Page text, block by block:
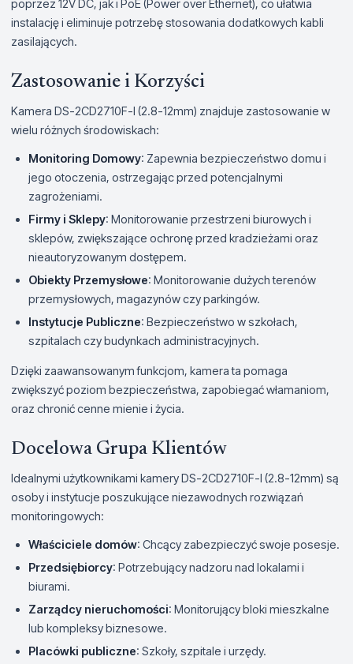
poprzez 12V DC, jak i PoE (Power over Ethernet), co ułatwia
instalację i eliminuje potrzebę stosowania dodatkowych kabli
zasilających.
Zastosowanie i Korzyści
Kamera DS-2CD2710F-I (2.8-12mm) znajduje zastosowanie w
wielu różnych środowiskach:
Monitoring Domowy: Zapewnia bezpieczeństwo domu i
jego otoczenia, ostrzegając przed potencjalnymi
zagrożeniami.
Firmy i Sklepy: Monitorowanie przestrzeni biurowych i
sklepów, zwiększające ochronę przed kradzieżami oraz
nieautoryzowanym dostępem.
Obiekty Przemysłowe: Monitorowanie dużych terenów
przemysłowych, magazynów czy parkingów.
Instytucje Publiczne: Bezpieczeństwo w szkołach,
szpitalach czy budynkach administracyjnych.
Dzięki zaawansowanym funkcjom, kamera ta pomaga
zwiększyć poziom bezpieczeństwa, zapobiegać włamaniom,
oraz chronić cenne mienie i życia.
Docelowa Grupa Klientów
Idealnymi użytkownikami kamery DS-2CD2710F-I (2.8-12mm) są
osoby i instytucje poszukujące niezawodnych rozwiązań
monitoringowych:
Właściciele domów: Chcący zabezpieczyć swoje posesje.
Przedsiębiorcy: Potrzebujący nadzoru nad lokalami i
biurami.
Zarządcy nieruchomości: Monitorujący bloki mieszkalne
lub kompleksy biznesowe.
Placówki publiczne: Szkoły, szpitale i urzędy.